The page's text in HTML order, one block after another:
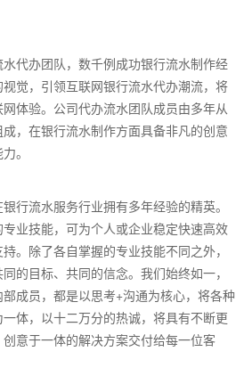
代办团队，数千例成功银行流水制作经
觉，引领互联网银行流水代办潮流，将
体验。公司代办流水团队成员由多年从
，在银行流水制作方面具备非凡的创意
。
行流水服务行业拥有多年经验的精英。
业技能，可为个人或企业稳定快速高效
。除了各自掌握的专业技能不同之外，
的目标、共同的信念。我们始终如一，
成员，都是以思考+沟通为核心，将各种
体，以十二万分的热诚，将具有不断更
意于一体的解决方案交付给每一位客